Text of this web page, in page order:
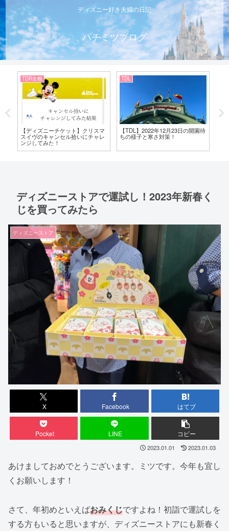
ディズニー好き夫婦の日記
ハチミツブログ
TDR全般
【ディズニーチケット】クリスマ
スイヴのキャンセル拾いにチャレ
ンジしてみた！
TDL
【TDL】2022年12月23日の開園待
ちの様子と寒さ対策！
ディズニーストアで運試し！2023年新春く
じを買ってみたら
ディズニーストア
X Facebook はてブ
Pocket LINE コピー
2023.01.01 2023.01.03
あけましておめでとうございます。ミツです。今年も宜し
くお願いします！
さて、年初めといえばおみくじですよね！初詣で運試しを
する方もいると思いますが、ディズニーストアにも新春く